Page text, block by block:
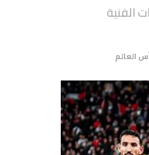
الفنية
العالم